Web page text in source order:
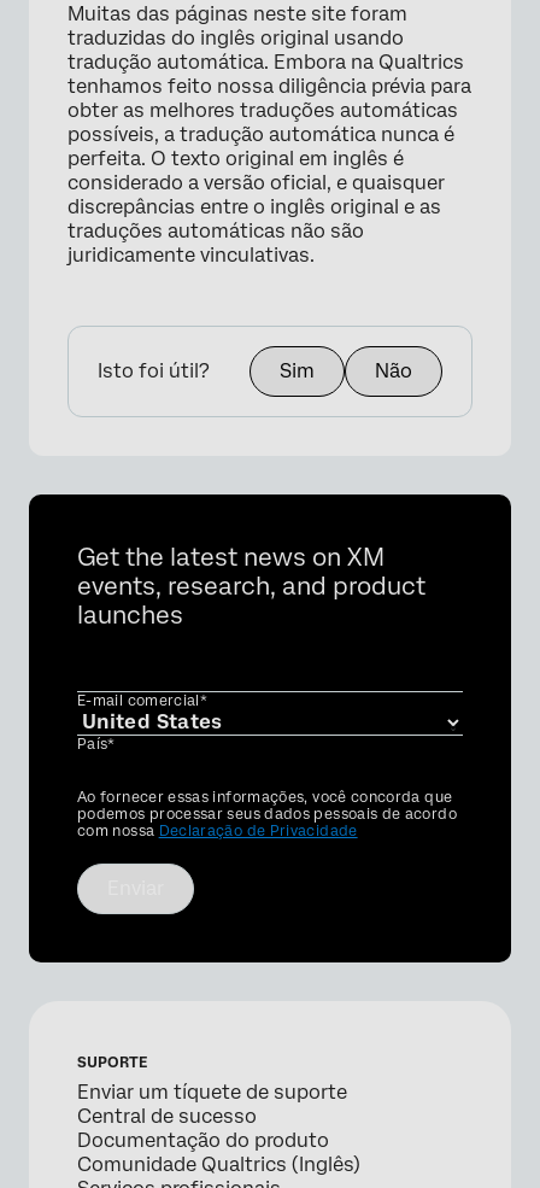
Muitas das páginas neste site foram
traduzidas do inglês original usando
tradução automática. Embora na Qualtrics
tenhamos feito nossa diligência prévia para
obter as melhores traduções automáticas
possíveis, a tradução automática nunca é
perfeita. O texto original em inglês é
considerado a versão oficial, e quaisquer
discrepâncias entre o inglês original e as
traduções automáticas não são
juridicamente vinculativas.
Isto foi útil? Sim Não
Get the latest news on XM
events, research, and product
launches
E-mail comercial*
País*
Privacy
Optin
Ao fornecer essas informações, você concorda que
podemos processar seus dados pessoais de acordo
com nossa Declaração de Privacidade
SUPORTE
Enviar um tíquete de suporte
Central de sucesso
Documentação do produto
Comunidade Qualtrics (Inglês)